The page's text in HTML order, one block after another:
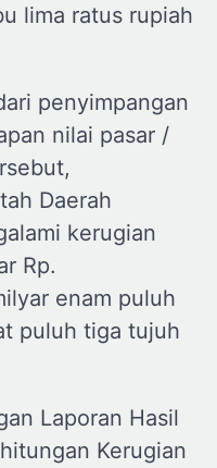
lima ratus rupiah
penyimpangan
nilai pasar /
Daerah
kerugian
Rp.
enam puluh
puluh tiga tujuh
Laporan Hasil
Kerugian